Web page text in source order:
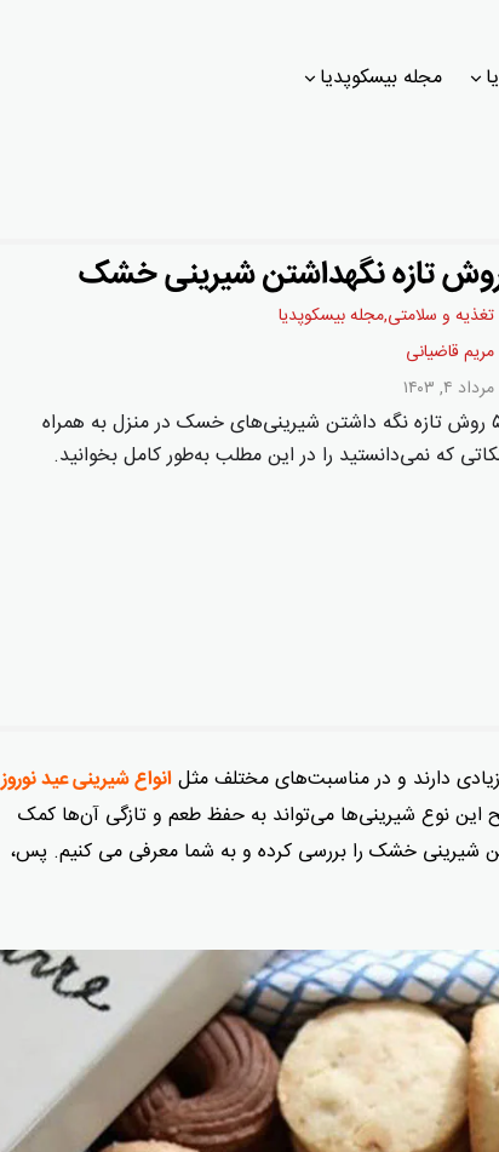
مجله بیسکوپدیا
تازه نگهداشتن شیرینی خشک
تغذیه و سلامتی,مجله بیسکوپدیا
مریم قاضیانی
مرداد ۴, ۱۴۰۳
۵ روش تازه نگه داشتن شیرینی‌های خسک در منزل به همراه
که نمی‌دانستید را در این مطلب به‌طور کامل بخوانید.
دارند و در مناسبت‌های مختلف مثل انواع شیرینی عید نوروز
این نوع شیرینی‌ها می‌تواند به حفظ طعم و تازگی آن‌ها کمک
شیرینی خشک را بررسی کرده و به شما معرفی می کنیم. پس،